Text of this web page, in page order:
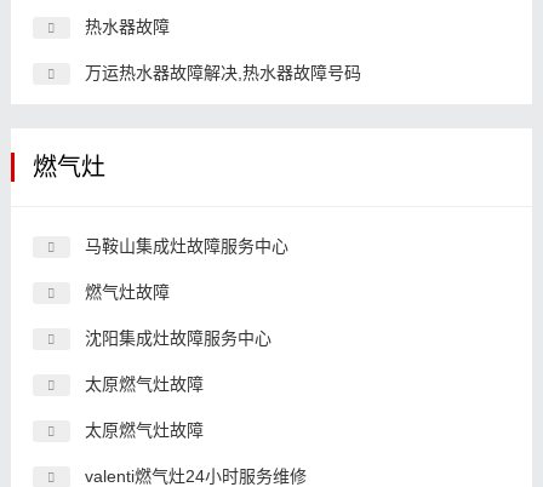
热水器故障
万运热水器故障解决,热水器故障号码
燃气灶
马鞍山集成灶故障服务中心
燃气灶故障
沈阳集成灶故障服务中心
太原燃气灶故障
太原燃气灶故障
valenti燃气灶24小时服务维修